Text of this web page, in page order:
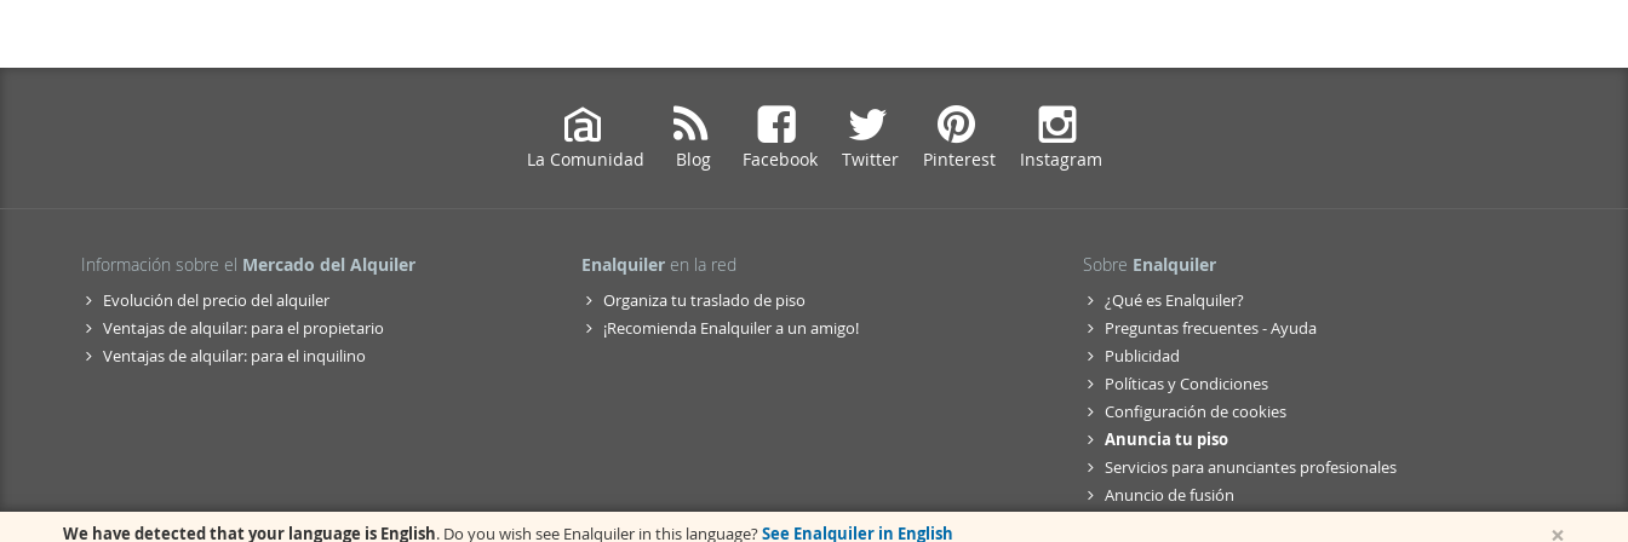
La Comunidad Blog Facebook Twitter Pinterest Instagram
Información sobre el Mercado del Alquiler
Evolución del precio del alquiler
Ventajas de alquilar: para el propietario
Ventajas de alquilar: para el inquilino
Enalquiler en la red
Organiza tu traslado de piso
¡Recomienda Enalquiler a un amigo!
Sobre Enalquiler
¿Qué es Enalquiler?
Preguntas frecuentes - Ayuda
Publicidad
Políticas y Condiciones
Configuración de cookies
Anuncia tu piso
Servicios para anunciantes profesionales
Anuncio de fusión
We have detected that your language is English. Do you wish see Enalquiler in this language?See Enalquiler in English